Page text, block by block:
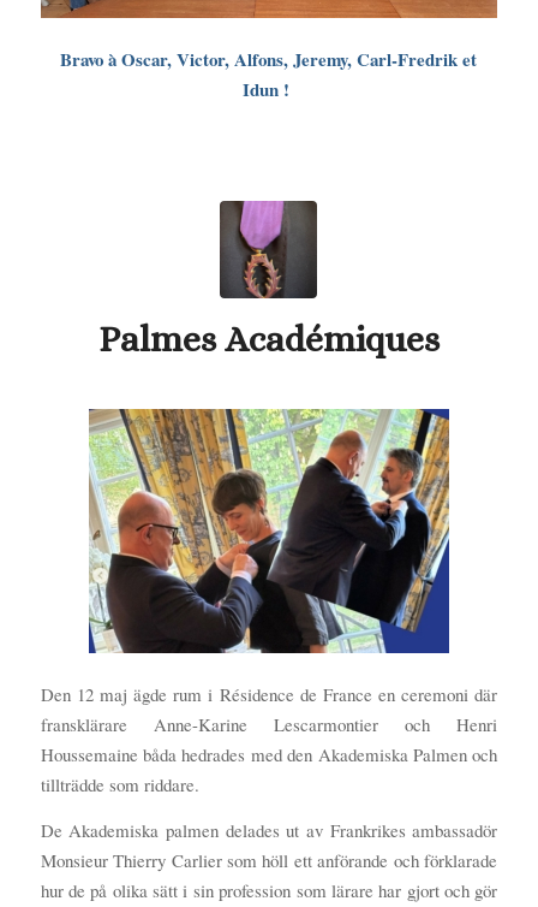
Bravo à Oscar, Victor, Alfons, Jeremy, Carl-Fredrik et
Idun !
Palmes Académiques
Den 12 maj ägde rum i Résidence de France en ceremoni där
fransklärare Anne-Karine Lescarmontier och Henri
Houssemaine båda hedrades med den Akademiska Palmen och
tillträdde som riddare.
De Akademiska palmen delades ut av Frankrikes ambassadör
Monsieur Thierry Carlier som höll ett anförande och förklarade
hur de på olika sätt i sin profession som lärare har gjort och gör